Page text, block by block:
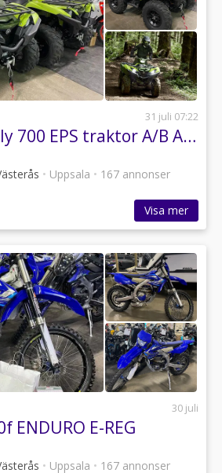
31 juli 07:22
Yamaha Grizzly 700 EPS traktor A/B ATV grizzly atv
• Uppsala • 167 annonser
Visa mer
30 juli
ENDURO E-REG
• Uppsala • 167 annonser